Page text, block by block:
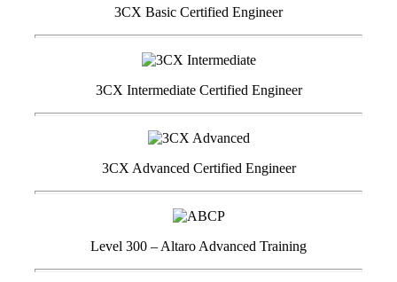
3CX Basic Certified Engineer
3CX Intermediate Certified Engineer
3CX Advanced Certified Engineer
Level 300 – Altaro Advanced Training